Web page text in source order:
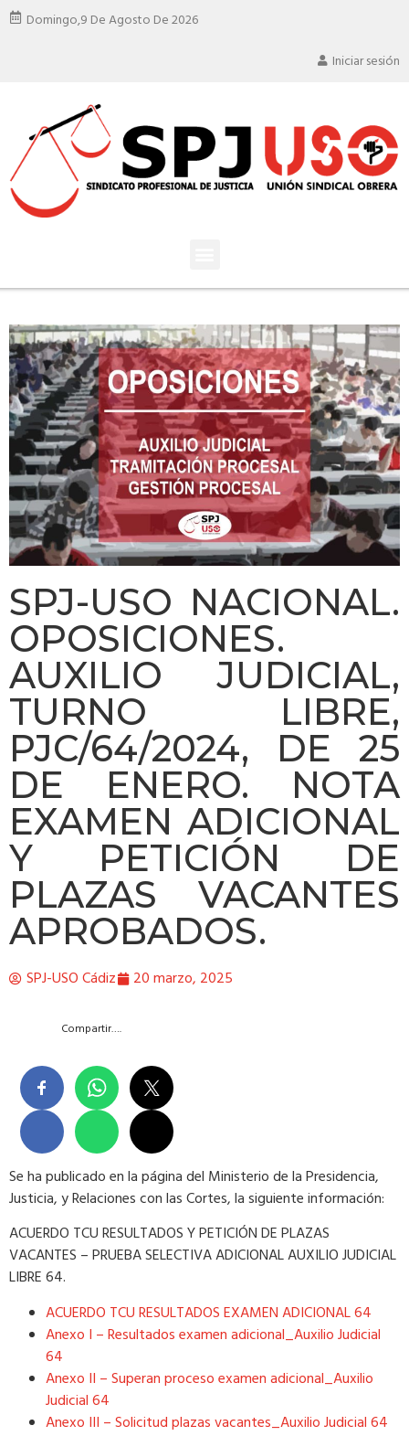
Domingo,9 De Agosto De 2026
Iniciar sesión
SPJ-USO NACIONAL.
OPOSICIONES.
AUXILIO JUDICIAL,
TURNO LIBRE,
PJC/64/2024, DE 25
DE ENERO. NOTA
EXAMEN ADICIONAL
Y PETICIÓN DE
PLAZAS VACANTES
APROBADOS.
SPJ-USO Cádiz 20 marzo, 2025
Compartir….
Se ha publicado en la página del Ministerio de la Presidencia,
Justicia, y Relaciones con las Cortes, la siguiente información:
ACUERDO TCU RESULTADOS Y PETICIÓN DE PLAZAS
VACANTES – PRUEBA SELECTIVA ADICIONAL AUXILIO JUDICIAL
LIBRE 64.
ACUERDO TCU RESULTADOS EXAMEN ADICIONAL 64
Anexo I – Resultados examen adicional_Auxilio Judicial
64
Anexo II – Superan proceso examen adicional_Auxilio
Judicial 64
Anexo III – Solicitud plazas vacantes_Auxilio Judicial 64